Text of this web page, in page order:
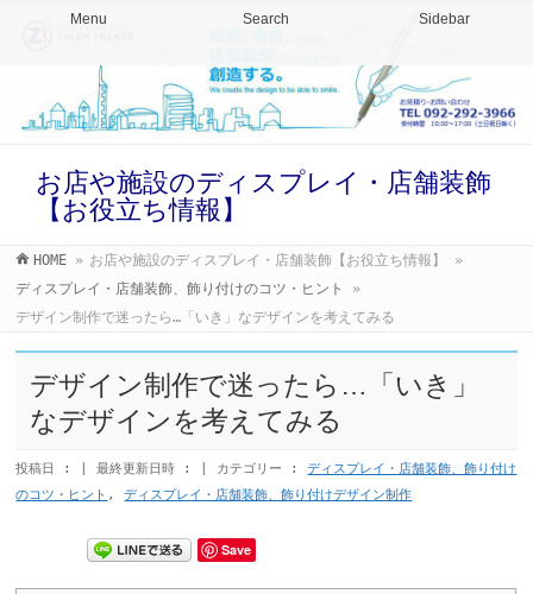
Menu Search Sidebar
お店や施設のディスプレイ・店舗装飾
【お役立ち情報】
HOME » お店や施設のディスプレイ・店舗装飾【お役立ち情報】
»
ディスプレイ・店舗装飾、飾り付けのコツ・ヒント
»
デザイン制作で迷ったら…「いき」なデザインを考えてみる
デザイン制作で迷ったら…「いき」
なデザインを考えてみる
投稿日 : 最終更新日時 : カテゴリー :ディスプレイ・店舗装飾、飾り付け
のコツ・ヒント ,ディスプレイ・店舗装飾、飾り付けデザイン制作
Save